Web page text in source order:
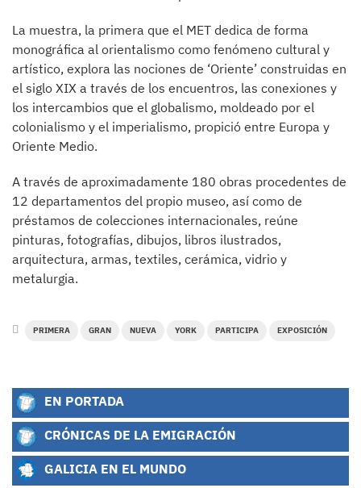
La muestra, la primera que el MET dedica de forma
monográfica al orientalismo como fenómeno cultural y
artístico, explora las nociones de ‘Oriente’ construidas en
el siglo XIX a través de los encuentros, las conexiones y
los intercambios que el globalismo, moldeado por el
colonialismo y el imperialismo, propició entre Europa y
Oriente Medio.
A través de aproximadamente 180 obras procedentes de
12 departamentos del propio museo, así como de
préstamos de colecciones internacionales, reúne
pinturas, fotografías, dibujos, libros ilustrados,
arquitectura, armas, textiles, cerámica, vidrio y
metalurgia.
PRIMERA GRAN NUEVA YORK PARTICIPA EXPOSICIÓN
EN PORTADA
CRÓNICAS DE LA EMIGRACIÓN
GALICIA EN EL MUNDO